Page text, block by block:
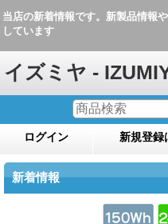
当店の新着情報です。新製品情報
しています
イズミヤ -
ログイン 新規登録
新着情報